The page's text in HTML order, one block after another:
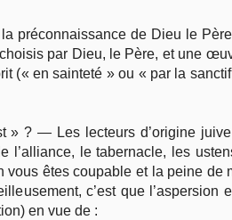
préconnaissance de Dieu le
par Dieu, le Père, et une
(« en sainteté » ou « par la
» ? — Les lecteurs d’origine
l’alliance, le tabernacle, les
êtes coupable et la peine de
c’est que l’aspersion
en vue de :